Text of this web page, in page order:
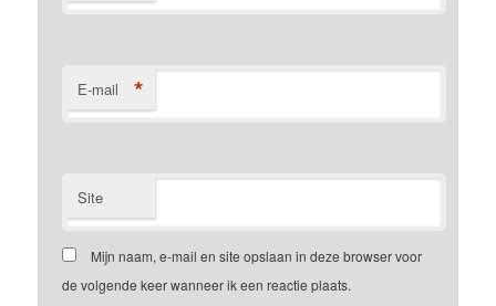
E-mail *
Site
Mijn naam, e-mail en site opslaan in deze browser voor
de volgende keer wanneer ik een reactie plaats.